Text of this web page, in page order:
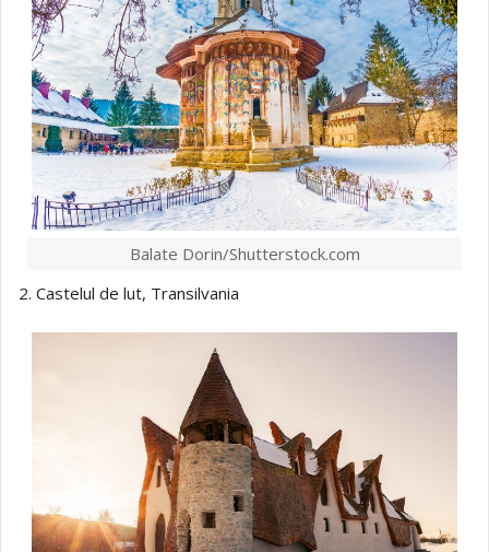
Balate Dorin/Shutterstock.com
2. Castelul de lut, Transilvania